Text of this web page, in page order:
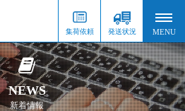
集荷依頼 発送状況
NEWS
新着情報